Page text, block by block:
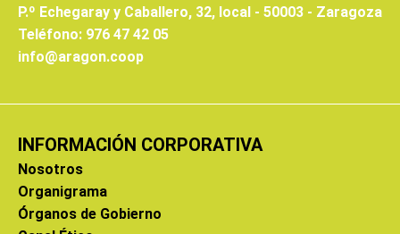
P.º Echegaray y Caballero, 32, local - 50003 - Zaragoza
Teléfono: 976 47 42 05
info@aragon.coop
INFORMACIÓN CORPORATIVA
Nosotros
Organigrama
Órganos de Gobierno